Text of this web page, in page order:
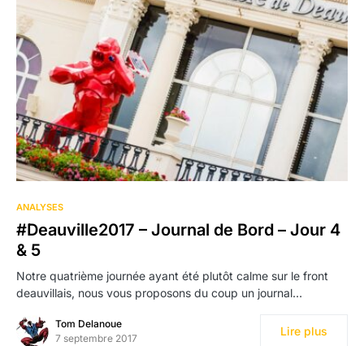
ANALYSES
#Deauville2017 – Journal de Bord – Jour 4
& 5
Notre quatrième journée ayant été plutôt calme sur le front
deauvillais, nous vous proposons du coup un journal…
Tom Delanoue
7 septembre 2017
Lire plus